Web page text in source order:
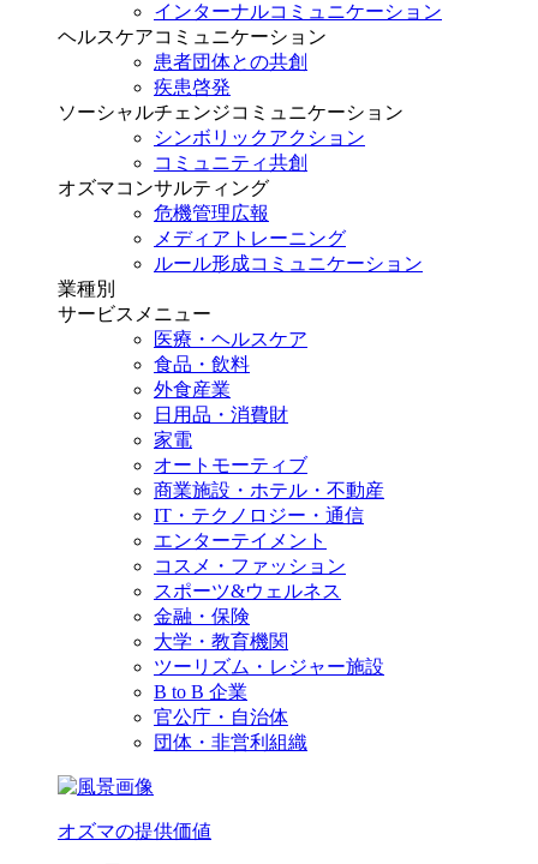
インターナルコミュニケーション
ヘルスケアコミュニケーション
患者団体との共創
疾患啓発
ソーシャルチェンジコミュニケーション
シンボリックアクション
コミュニティ共創
オズマコンサルティング
危機管理広報
メディアトレーニング
ルール形成コミュニケーション
業種別
サービスメニュー
医療・ヘルスケア
食品・飲料
外食産業
日用品・消費財
家電
オートモーティブ
商業施設・ホテル・不動産
IT・テクノロジー・通信
エンターテイメント
コスメ・ファッション
スポーツ&ウェルネス
金融・保険
大学・教育機関
ツーリズム・レジャー施設
B to B 企業
官公庁・自治体
団体・非営利組織
オズマの提供価値